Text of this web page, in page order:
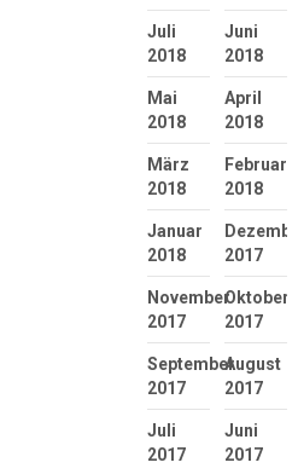
Juli
2018
Juni
2018
Mai
2018
April
2018
März
2018
Februar
2018
Januar
2018
2017
November
2017
Oktober
2017
September
2017
August
2017
Juli
2017
Juni
2017